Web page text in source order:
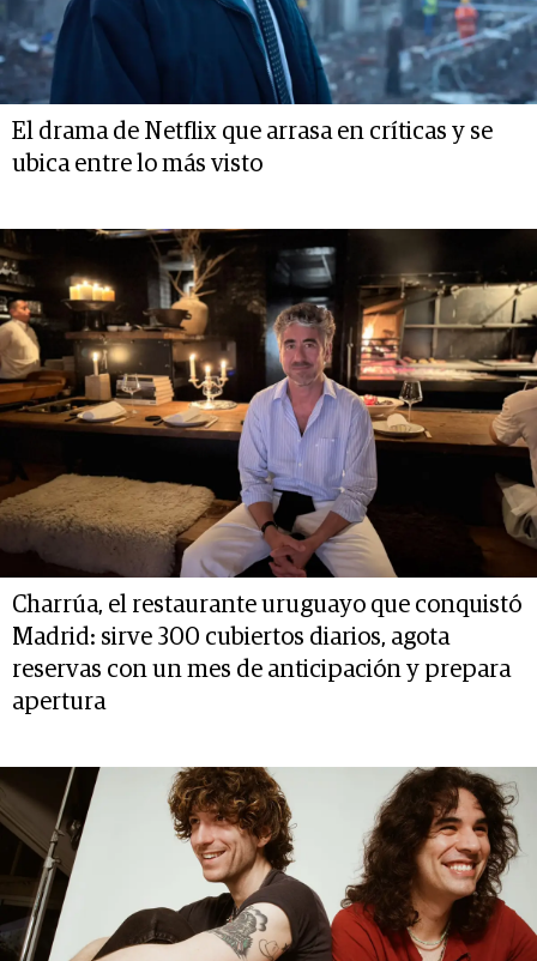
El drama de Netflix que arrasa en críticas y se
ubica entre lo más visto
Charrúa, el restaurante uruguayo que conquistó
Madrid: sirve 300 cubiertos diarios, agota
reservas con un mes de anticipación y prepara
apertura